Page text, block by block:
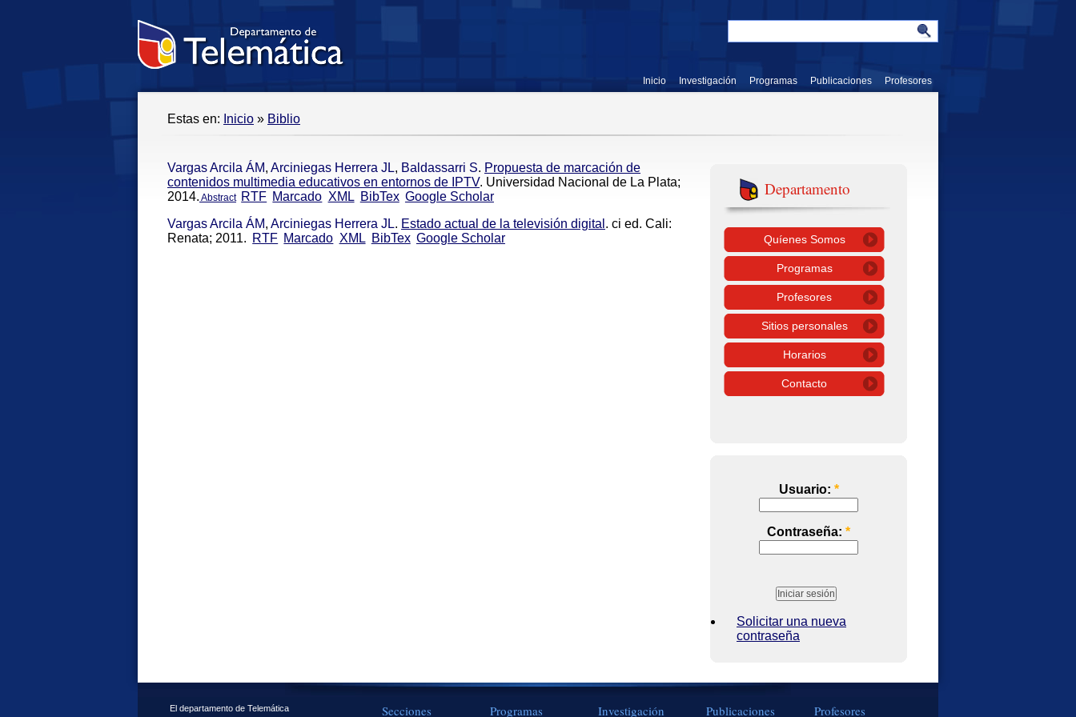
Inicio Investigación Programas Publicaciones Profesores
Estas en: Inicio » Biblio
Vargas Arcila ÁM, Arciniegas Herrera JL, Baldassarri S. Propuesta de marcación de
contenidos multimedia educativos en entornos de IPTV. Universidad Nacional de La Plata;
2014. Abstract RTF Marcado XML BibTex Google Scholar
Vargas Arcila ÁM, Arciniegas Herrera JL. Estado actual de la televisión digital . ci ed. Cali:
Renata; 2011. RTF Marcado XML BibTex Google Scholar
Departamento
Quíenes Somos
Programas
Profesores
Sitios personales
Horarios
Contacto
Usuario: *
Contraseña: *
Solicitar una nueva
contraseña
El departamento de Telemática
Secciones Programas Investigación Publicaciones Profesores